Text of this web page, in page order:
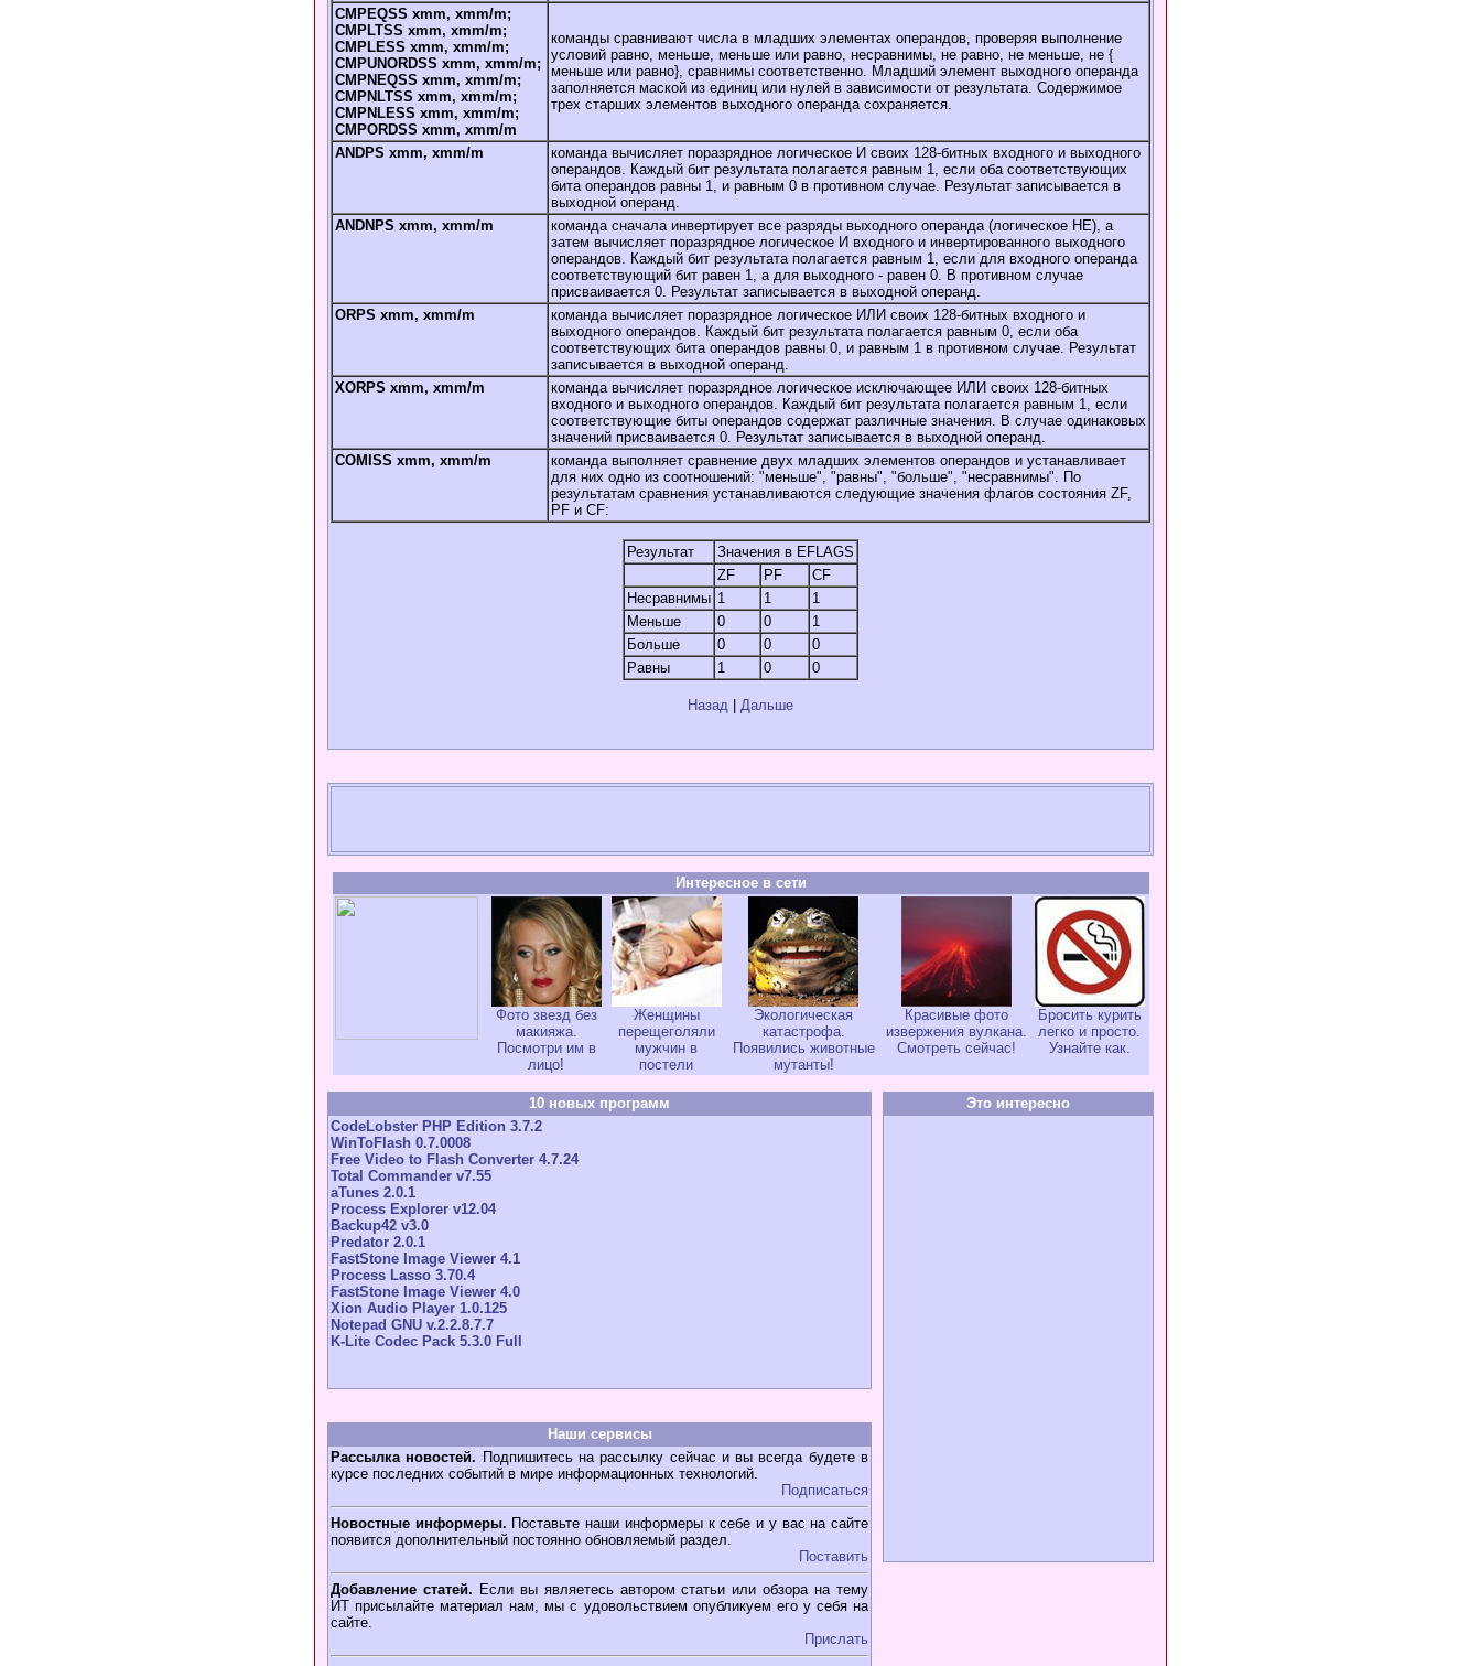
CMPEQSS xmm, xmm/m;
CMPLTSS xmm, xmm/m;
CMPLESS xmm, xmm/m;
CMPUNORDSS xmm, xmm/m;
CMPNEQSS xmm, xmm/m;
CMPNLTSS xmm, xmm/m;
CMPNLESS xmm, xmm/m;
CMPORDSS xmm, xmm/m
команды сравнивают числа в младших элементах операндов, проверяя выполнение
условий равно, меньше, меньше или равно, несравнимы, не равно, не меньше, не {
меньше или равно}, сравнимы соответственно. Младший элемент выходного операнда
заполняется маской из единиц или нулей в зависимости от результата. Содержимое
трех старших элементов выходного операнда сохраняется.
ANDPS xmm, xmm/m
команда вычисляет поразрядное логическое И своих 128-битных входного и выходного
операндов. Каждый бит результата полагается равным 1, если оба соответствующих
бита операндов равны 1, и равным 0 в противном случае. Результат записывается в
выходной операнд.
ANDNPS xmm, xmm/m
команда сначала инвертирует все разряды выходного операнда (логическое НЕ), а
затем вычисляет поразрядное логическое И входного и инвертированного выходного
операндов. Каждый бит результата полагается равным 1, если для входного операнда
соответствующий бит равен 1, а для выходного - равен 0. В противном случае
присваивается 0. Результат записывается в выходной операнд.
ORPS xmm, xmm/m
команда вычисляет поразрядное логическое ИЛИ своих 128-битных входного и
выходного операндов. Каждый бит результата полагается равным 0, если оба
соответствующих бита операндов равны 0, и равным 1 в противном случае. Результат
записывается в выходной операнд.
XORPS xmm, xmm/m
команда вычисляет поразрядное логическое исключающее ИЛИ своих 128-битных
входного и выходного операндов. Каждый бит результата полагается равным 1, если
соответствующие биты операндов содержат различные значения. В случае одинаковых
значений присваивается 0. Результат записывается в выходной операнд.
COMISS xmm, xmm/m
команда выполняет сравнение двух младших элементов операндов и устанавливает
для них одно из соотношений: "меньше", "равны", "больше", "несравнимы". По
результатам сравнения устанавливаются следующие значения флагов состояния ZF,
PF и CF:
Результат
Значения в EFLAGS
ZF
PF
CF
Несравнимы 1 1
1
Меньше
0 0
1
Больше
0 0
0
Равны
1 0 0
Назад Дальше
Интересное в сети
Фото звезд без
макияжа.
Посмотри им в
лицо!
Женщины
перещеголяли
мужчин в
постели
Экологическая
катастрофа.
Появились животные
мутанты!
Красивые фото
извержения вулкана.
Смотреть сейчас!
Бросить курить
легко и просто.
Узнайте как.
10 новых программ
CodeLobster PHP Edition 3.7.2
WinToFlash 0.7.0008
Free Video to Flash Converter 4.7.24
Total Commander v7.55
aTunes 2.0.1
Process Explorer v12.04
Backup42 v3.0
Predator 2.0.1
FastStone Image Viewer 4.1
Process Lasso 3.70.4
FastStone Image Viewer 4.0
Xion Audio Player 1.0.125
Notepad GNU v.2.2.8.7.7
K-Lite Codec Pack 5.3.0 Full
Наши сервисы
Рассылка новостей. Подпишитесь на рассылку сейчас и вы всегда будете в
курсе последних событий в мире информационных технологий.
Подписаться
Новостные информеры. Поставьте наши информеры к себе и у вас на сайте
появится дополнительный постоянно обновляемый раздел.
Поставить
Добавление статей. Если вы являетесь автором статьи или обзора на тему
ИТ присылайте материал нам, мы с удовольствием опубликуем его у себя на
сайте.
Прислать
Это интересно